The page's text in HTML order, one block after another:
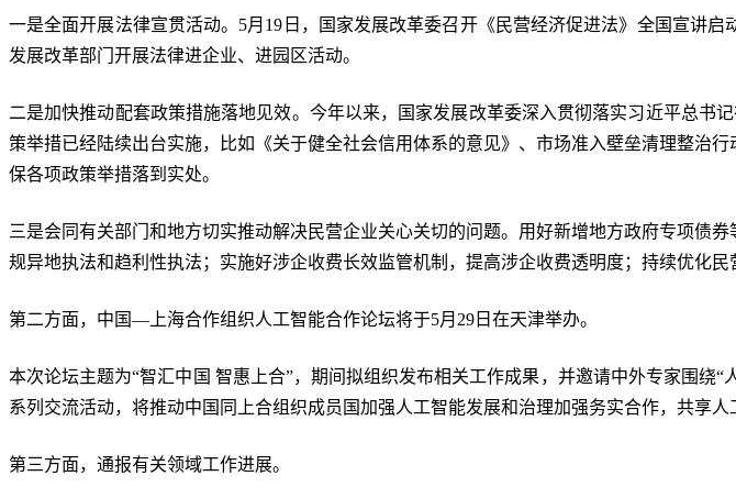
一是全面开展法律宣贯活动。5月19日，国家发展改革委召开《民营经济促进法》全国宣讲
发展改革部门开展法律进企业、进园区活动。
二是加快推动配套政策措施落地见效。今年以来，国家发展改革委深入贯彻落实习近平总书
策举措已经陆续出台实施，比如《关于健全社会信用体系的意见》、市场准入壁垒清理整治
保各项政策举措落到实处。
三是会同有关部门和地方切实推动解决民营企业关心关切的问题。用好新增地方政府专项债
规异地执法和趋利性执法；实施好涉企收费长效监管机制，提高涉企收费透明度；持续优化民
第二方面，中国—上海合作组织人工智能合作论坛将于5月29日在天津举办。
本次论坛主题为“智汇中国 智惠上合”，期间拟组织发布相关工作成果，并邀请中外专家围绕
系列交流活动，将推动中国同上合组织成员国加强人工智能发展和治理加强务实合作，共享人
第三方面，通报有关领域工作进展。